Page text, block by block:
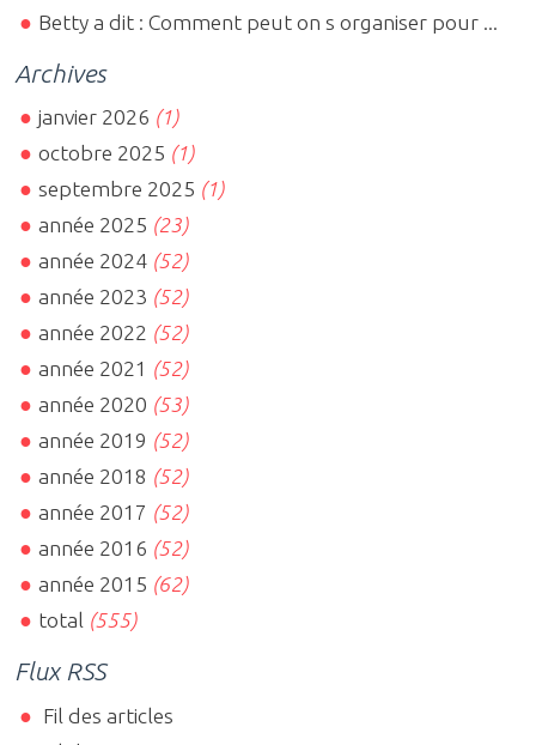
Betty a dit : Comment peut on s organiser pour ...
Archives
janvier 2026 (1)
octobre 2025 (1)
septembre 2025 (1)
année 2025 (23)
année 2024 (52)
année 2023 (52)
année 2022 (52)
année 2021 (52)
année 2020 (53)
année 2019 (52)
année 2018 (52)
année 2017 (52)
année 2016 (52)
année 2015 (62)
total (555)
Flux RSS
Fil des articles